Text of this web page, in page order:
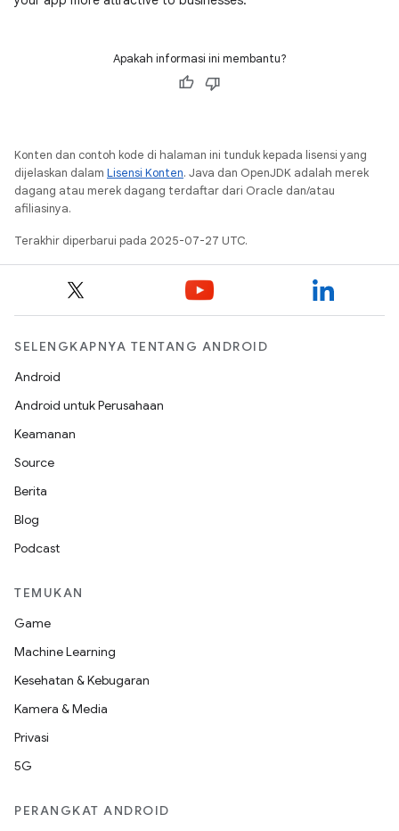
Apakah informasi ini membantu?
Konten dan contoh kode di halaman ini tunduk kepada lisensi yang
dijelaskan dalam Lisensi Konten. Java dan OpenJDK adalah merek
dagang atau merek dagang terdaftar dari Oracle dan/atau
afiliasinya.
Terakhir diperbarui pada 2025-07-27 UTC.
SELENGKAPNYA TENTANG ANDROID
Android
Android untuk Perusahaan
Keamanan
Source
Berita
Blog
Podcast
TEMUKAN
Game
Machine Learning
Kesehatan & Kebugaran
Kamera & Media
Privasi
5G
PERANGKAT ANDROID